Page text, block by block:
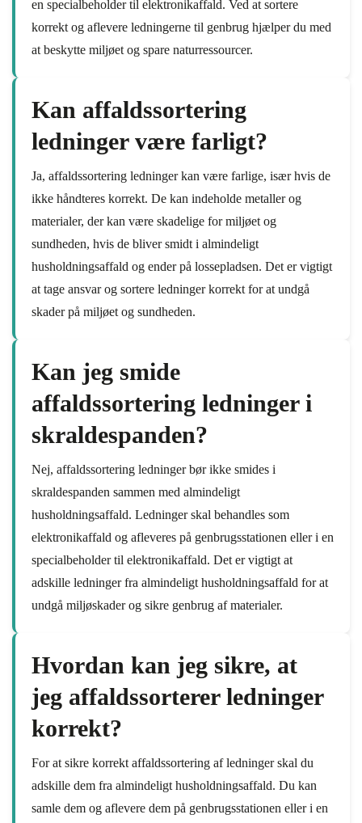
en specialbeholder til elektronikaffald. Ved at sortere
korrekt og aflevere ledningerne til genbrug hjælper du med
at beskytte miljøet og spare naturressourcer.
Kan affaldssortering
ledninger være farligt?
Ja, affaldssortering ledninger kan være farlige, især hvis de
ikke håndteres korrekt. De kan indeholde metaller og
materialer, der kan være skadelige for miljøet og
sundheden, hvis de bliver smidt i almindeligt
husholdningsaffald og ender på lossepladsen. Det er vigtigt
at tage ansvar og sortere ledninger korrekt for at undgå
skader på miljøet og sundheden.
Kan jeg smide
affaldssortering ledninger i
skraldespanden?
Nej, affaldssortering ledninger bør ikke smides i
skraldespanden sammen med almindeligt
husholdningsaffald. Ledninger skal behandles som
elektronikaffald og afleveres på genbrugsstationen eller i en
specialbeholder til elektronikaffald. Det er vigtigt at
adskille ledninger fra almindeligt husholdningsaffald for at
undgå miljøskader og sikre genbrug af materialer.
Hvordan kan jeg sikre, at
jeg affaldssorterer ledninger
korrekt?
For at sikre korrekt affaldssortering af ledninger skal du
adskille dem fra almindeligt husholdningsaffald. Du kan
samle dem og aflevere dem på genbrugsstationen eller i en